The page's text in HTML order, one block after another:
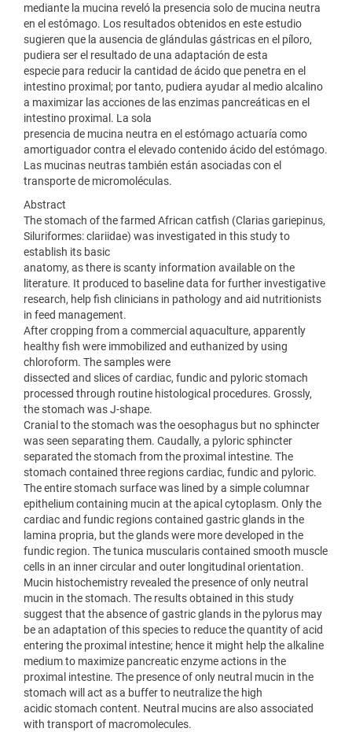
mediante la mucina reveló la presencia solo de mucina neutra
en el estómago. Los resultados obtenidos en este estudio
sugieren que la ausencia de glándulas gástricas en el píloro,
pudiera ser el resultado de una adaptación de esta
especie para reducir la cantidad de ácido que penetra en el
intestino proximal; por tanto, pudiera ayudar al medio alcalino
a maximizar las acciones de las enzimas pancreáticas en el
intestino proximal. La sola
presencia de mucina neutra en el estómago actuaría como
amortiguador contra el elevado contenido ácido del estómago.
Las mucinas neutras también están asociadas con el
transporte de micromoléculas.
Abstract
The stomach of the farmed African catfish (Clarias gariepinus,
Siluriformes: clariidae) was investigated in this study to
establish its basic
anatomy, as there is scanty information available on the
literature. It produced to baseline data for further investigative
research, help fish clinicians in pathology and aid nutritionists
in feed management.
After cropping from a commercial aquaculture, apparently
healthy fish were immobilized and euthanized by using
chloroform. The samples were
dissected and slices of cardiac, fundic and pyloric stomach
processed through routine histological procedures. Grossly,
the stomach was J-shape.
Cranial to the stomach was the oesophagus but no sphincter
was seen separating them. Caudally, a pyloric sphincter
separated the stomach from the proximal intestine. The
stomach contained three regions cardiac, fundic and pyloric.
The entire stomach surface was lined by a simple columnar
epithelium containing mucin at the apical cytoplasm. Only the
cardiac and fundic regions contained gastric glands in the
lamina propria, but the glands were more developed in the
fundic region. The tunica muscularis contained smooth muscle
cells in an inner circular and outer longitudinal orientation.
Mucin histochemistry revealed the presence of only neutral
mucin in the stomach. The results obtained in this study
suggest that the absence of gastric glands in the pylorus may
be an adaptation of this species to reduce the quantity of acid
entering the proximal intestine; hence it might help the alkaline
medium to maximize pancreatic enzyme actions in the
proximal intestine. The presence of only neutral mucin in the
stomach will act as a buffer to neutralize the high
acidic stomach content. Neutral mucins are also associated
with transport of macromolecules.